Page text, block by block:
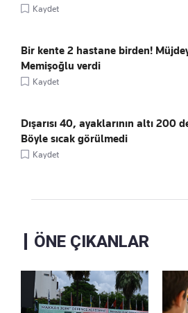
Kaydet
Bir kente 2 hastane birden!
Memişoğlu verdi
Kaydet
Dışarısı 40, ayaklarının altı 200
Böyle sıcak görülmedi
Kaydet
ÖNE ÇIKANLAR